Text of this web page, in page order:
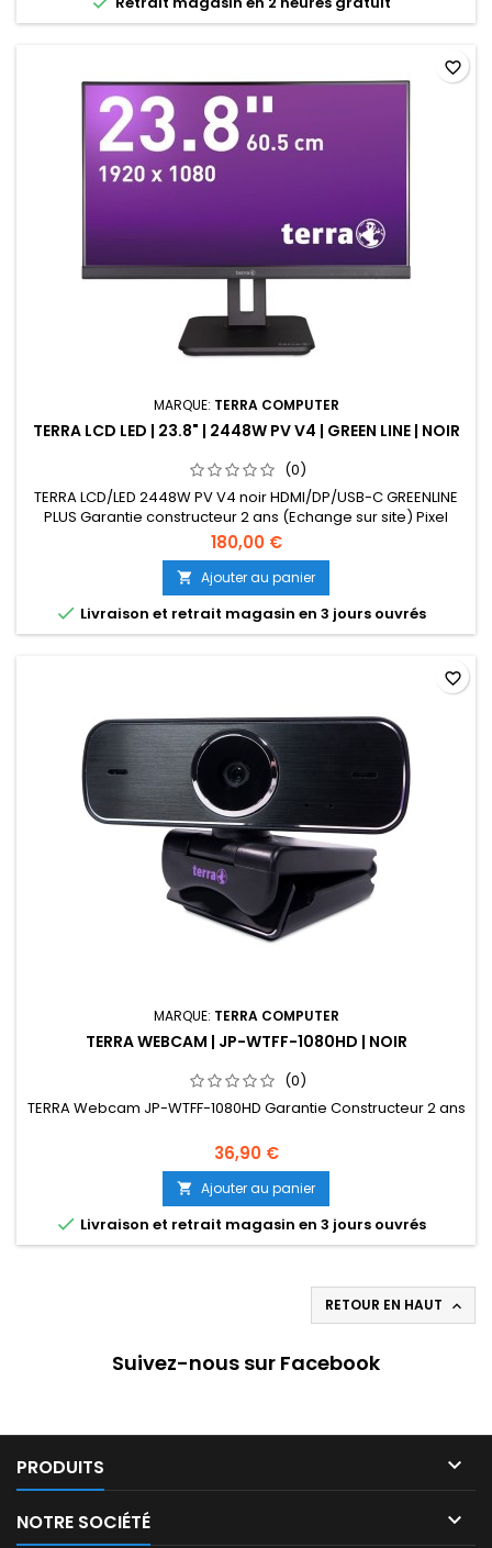
MARQUE: TERRA COMPUTER
TERRA LCD LED | 23.8" | 2448W PV V4 | GREEN LINE | NOIR
(0)
TERRA LCD/LED 2448W PV V4 noir HDMI/DP/USB-C GREENLINE
PLUS Garantie constructeur 2 ans (Echange sur site) Pixel
Service
180,00 €
 Ajouter au panier
 Livraison et retrait magasin en 3 jours ouvrés
favorite_border
MARQUE: TERRA COMPUTER
TERRA WEBCAM | JP-WTFF-1080HD | NOIR
(0)
TERRA Webcam JP-WTFF-1080HD Garantie Constructeur 2 ans
36,90 €
 Ajouter au panier
 Livraison et retrait magasin en 3 jours ouvrés
favorite_border
RETOUR EN HAUT 
Suivez-nous sur Facebook
PRODUITS 
NOTRE SOCIÉTÉ 